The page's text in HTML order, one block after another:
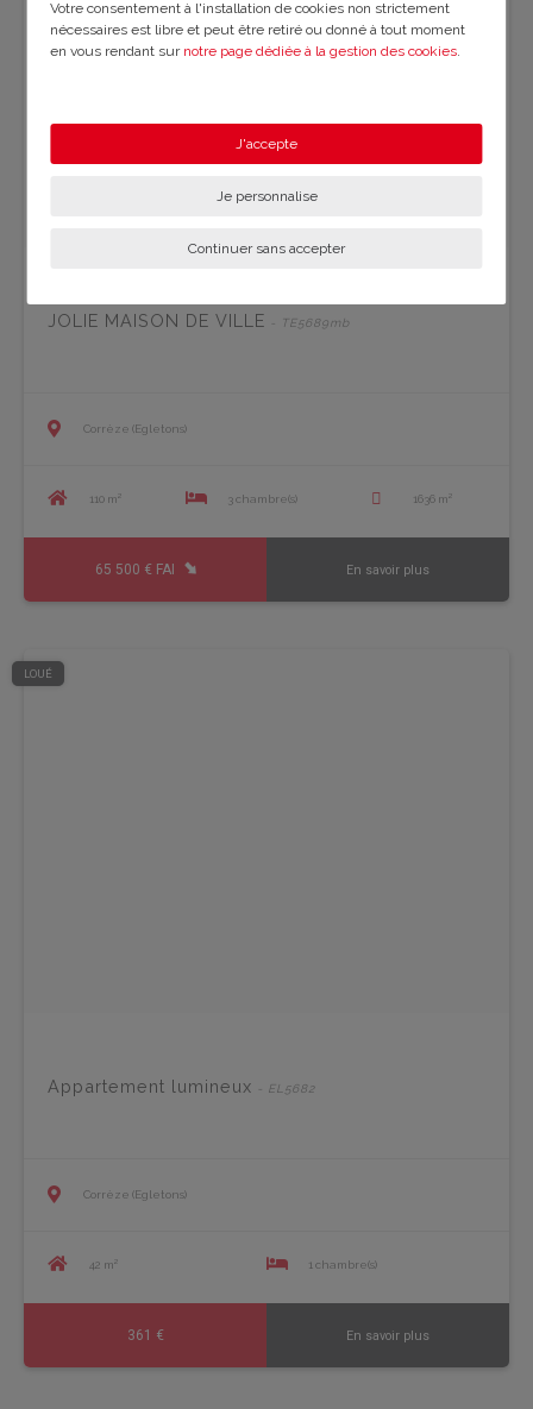
JOLIE MAISON DE VILLE - TE5689mb
Corrèze (Egletons)
110 m² 3 chambre(s) 1636 m²
65 500 € FAI En savoir plus
LOUÉ
Appartement lumineux - EL5682
Corrèze (Egletons)
42 m² 1 chambre(s)
361 € En savoir plus
Votre consentement à l'installation de cookies non strictement
nécessaires est libre et peut être retiré ou donné à tout moment
en vous rendant sur notre page dédiée à la gestion des cookies.
J'accepte
Je personnalise
Continuer sans accepter